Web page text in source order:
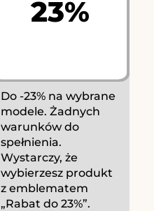
23%
Do -23% na wybrane
modele. Żadnych
warunków do
spełnienia.
Wystarczy, że
wybierzesz produkt
z emblematem
„Rabat do 23%”.